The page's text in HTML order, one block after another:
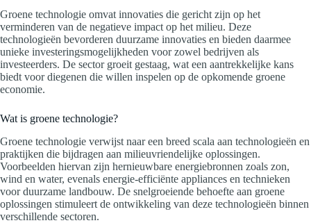
Groene technologie omvat innovaties die gericht zijn op het
verminderen van de negatieve impact op het milieu. Deze
technologieën bevorderen duurzame innovaties en bieden daarmee
unieke investeringsmogelijkheden voor zowel bedrijven als
investeerders. De sector groeit gestaag, wat een aantrekkelijke kans
biedt voor diegenen die willen inspelen op de opkomende groene
economie.
Wat is groene technologie?
Groene technologie verwijst naar een breed scala aan technologieën en
praktijken die bijdragen aan milieuvriendelijke oplossingen.
Voorbeelden hiervan zijn hernieuwbare energiebronnen zoals zon,
wind en water, evenals energie-efficiënte appliances en technieken
voor duurzame landbouw. De snelgroeiende behoefte aan groene
oplossingen stimuleert de ontwikkeling van deze technologieën binnen
verschillende sectoren.